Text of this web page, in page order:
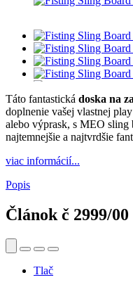
Táto fantastická doska na
doplnenie vašej vlastnej
alebo výprask, s MEO sling
najtemnejšie a najtvrdšie
viac informácií...
Popis
Článok č 2999/00
Tlač